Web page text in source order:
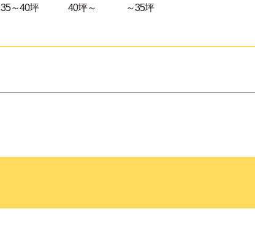
35～40坪 40坪～ ～35坪